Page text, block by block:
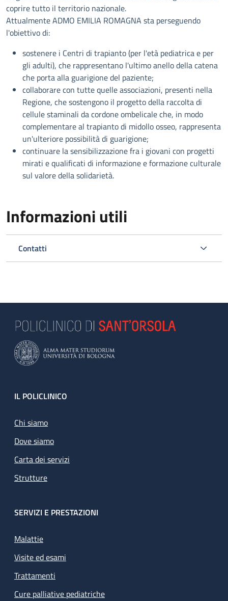
coprire tutto il territorio nazionale.
Attualmente ADMO EMILIA ROMAGNA sta perseguendo
l'obiettivo di:
sostenere i Centri di trapianto (per l'età pediatrica e per
gli adulti), che rappresentano l'ultimo anello della catena
che porta alla guarigione del paziente;
collaborare con tutte quelle associazioni, presenti nella
Regione, che sostengono il progetto della raccolta di
cellule staminali da cordone ombelicale che, in modo
complementare al trapianto di midollo osseo, rappresenta
un'ulteriore possibilità di guarigione;
continuare la sensibilizzazione fra i giovani con progetti
mirati e qualificati di informazione e formazione culturale
sul valore della solidarietà.
Informazioni utili
Contatti
Footer
IL POLICLINICO
Chi siamo
Dove siamo
Carta dei servizi
Strutture
SERVIZI E PRESTAZIONI
Malattie
Visite ed esami
Trattamenti
Cure palliative pediatriche